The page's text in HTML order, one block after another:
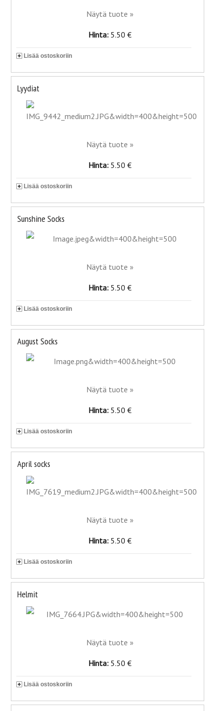
Näytä tuote »
Hinta: 5.50 €
Lisää ostoskoriin
Lyydiat
Näytä tuote »
Hinta: 5.50 €
Lisää ostoskoriin
Sunshine Socks
Näytä tuote »
Hinta: 5.50 €
Lisää ostoskoriin
August Socks
Näytä tuote »
Hinta: 5.50 €
Lisää ostoskoriin
April socks
Näytä tuote »
Hinta: 5.50 €
Lisää ostoskoriin
Helmit
Näytä tuote »
Hinta: 5.50 €
Lisää ostoskoriin